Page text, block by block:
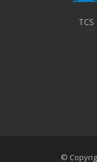
©